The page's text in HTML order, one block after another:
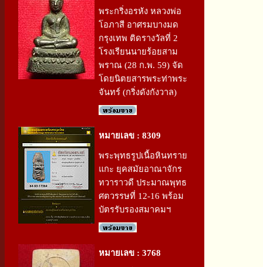
พระกริ่งอรหัง หลวงพ่อ
โอภาสี อาศรมบางมด
กรุงเทพ ติดรางวัลที่ 2
โรงเรียนนายร้อยสาม
พราณ (28 ก.พ. 59) จัด
โดยนิตยสารพระท่าพระ
จันทร์ (กริ่งดังกังวาล)
หมายเลข : 8309
พระพุทธรูปเนื้อหินทราย
แกะ ยุคสมัยอาณาจักร
ทวาราวดี ประมาณพุทธ
ศตวรรษที่ 12-16 พร้อม
บัตรรับรองสมาคมฯ
หมายเลข : 3768